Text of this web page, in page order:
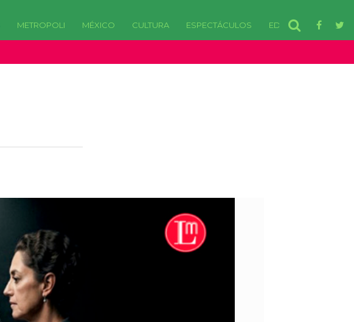
METROPOLI MÉXICO CULTURA ESPECTÁCULOS EDOMEX